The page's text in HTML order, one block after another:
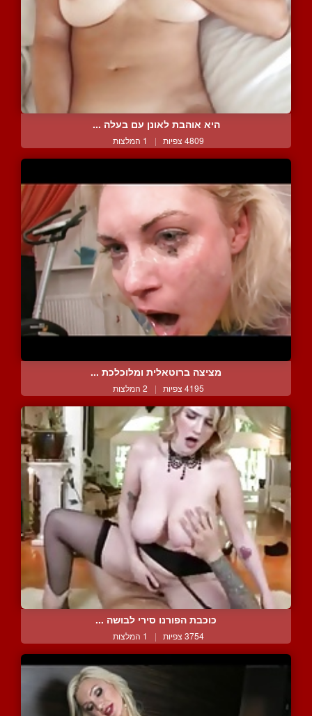
היא אוהבת לאונן עם בעלה ...
4809 צפיות | 1 המלצות
מציצה ברוטאלית ומלוכלכת ...
4195 צפיות | 2 המלצות
כוכבת הפורנו סירי לבושה ...
3754 צפיות | 1 המלצות